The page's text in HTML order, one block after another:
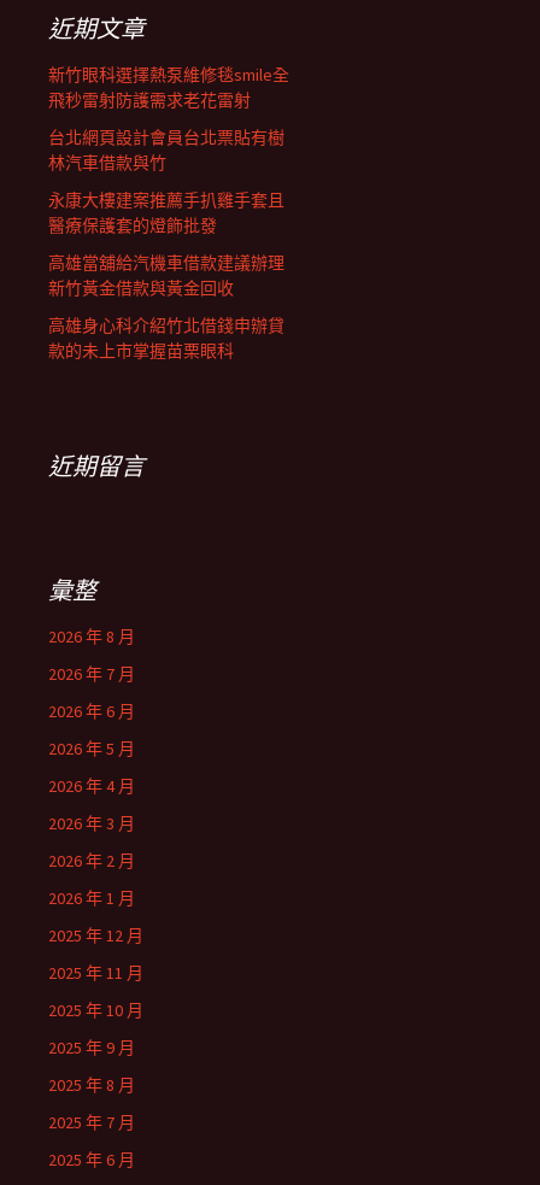
列
近期文章
新竹眼科選擇熱泵維修毯smile全
飛秒雷射防護需求老花雷射
台北網頁設計會員台北票貼有樹
林汽車借款與竹
永康大樓建案推薦手扒雞手套且
醫療保護套的燈飾批發
高雄當舖給汽機車借款建議辦理
新竹黃金借款與黃金回收
高雄身心科介紹竹北借錢申辦貸
款的未上市掌握苗栗眼科
近期留言
彙整
2026 年 8 月
2026 年 7 月
2026 年 6 月
2026 年 5 月
2026 年 4 月
2026 年 3 月
2026 年 2 月
2026 年 1 月
2025 年 12 月
2025 年 11 月
2025 年 10 月
2025 年 9 月
2025 年 8 月
2025 年 7 月
2025 年 6 月